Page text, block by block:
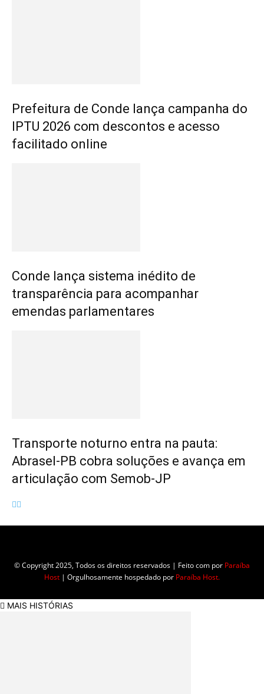
Prefeitura de Conde lança campanha do
IPTU 2026 com descontos e acesso
facilitado online
Conde lança sistema inédito de
transparência para acompanhar
emendas parlamentares
Transporte noturno entra na pauta:
Abrasel-PB cobra soluções e avança em
articulação com Semob-JP
© Copyright 2025, Todos os direitos reservados | Feito com por Paraíba
Host | Orgulhosamente hospedado por Paraíba Host.
MAIS HISTÓRIAS